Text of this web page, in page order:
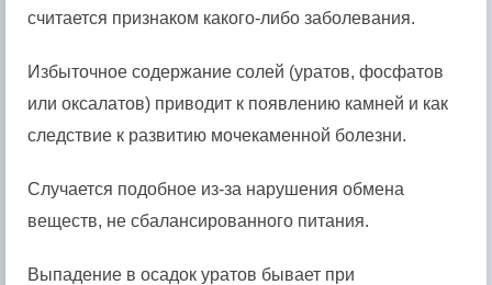
считается признаком какого-либо заболевания.
Избыточное содержание солей (уратов, фосфатов
или оксалатов) приводит к появлению камней и как
следствие к развитию мочекаменной болезни.
Случается подобное из-за нарушения обмена
веществ, не сбалансированного питания.
Выпадение в осадок уратов бывает при